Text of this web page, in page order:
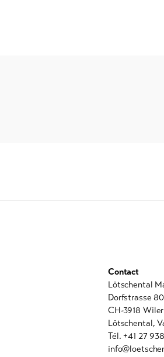
Contact
Lötschental
Dorfstrasse 80
CH-3918 Wiler
Lötschental,
Tél. +41 27